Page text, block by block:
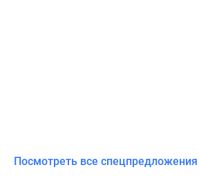
Посмотреть все спецпредложения